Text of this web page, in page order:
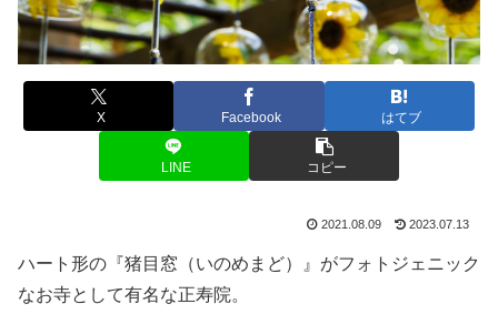
X Facebook はてブ
LINE コピー
2021.08.09 2023.07.13
ハート形の『猪目窓（いのめまど）』がフォトジェニック
なお寺として有名な正寿院。